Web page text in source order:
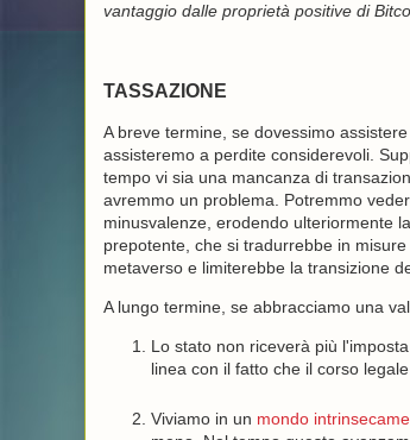
vantaggio dalle proprietà positive di
TASSAZIONE
A breve termine, se dovessimo
assisteremo a perdite considerevoli.
tempo vi sia una mancanza di
avremmo un problema. Potremmo
minusvalenze, erodendo ulteriormente
prepotente, che si tradurrebbe in
metaverso e limiterebbe la transizione
A lungo termine, se abbracciamo una
Lo stato non riceverà più
linea con il fatto che il corso
Viviamo in un mondo